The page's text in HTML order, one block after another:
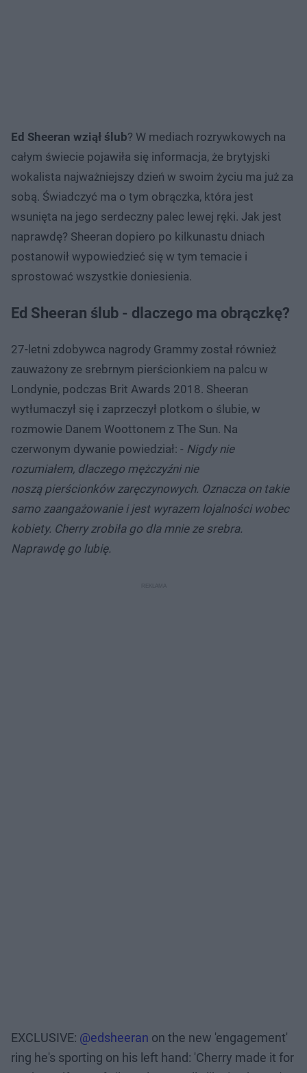
Ed Sheeran wziął ślub? W mediach rozrywkowych na
całym świecie pojawiła się informacja, że brytyjski
wokalista najważniejszy dzień w swoim życiu ma już za
sobą. Świadczyć ma o tym obrączka, która jest
wsunięta na jego serdeczny palec lewej ręki. Jak jest
naprawdę? Sheeran dopiero po kilkunastu dniach
postanowił wypowiedzieć się w tym temacie i
sprostować wszystkie doniesienia.
Ed Sheeran ślub - dlaczego ma obrączkę?
27-letni zdobywca nagrody Grammy został również
zauważony ze srebrnym pierścionkiem na palcu w
Londynie, podczas Brit Awards 2018. Sheeran
wytłumaczył się i zaprzeczył plotkom o ślubie, w
rozmowie Danem Woottonem z The Sun. Na
czerwonym dywanie powiedział: - Nigdy nie
rozumiałem, dlaczego mężczyźni nie
noszą pierścionków zaręczynowych. Oznacza on takie
samo zaangażowanie i jest wyrazem lojalności wobec
kobiety. Cherry zrobiła go dla mnie ze srebra.
Naprawdę go lubię.
EXCLUSIVE: @edsheeran on the new 'engagement'
ring he's sporting on his left hand: 'Cherry made it for